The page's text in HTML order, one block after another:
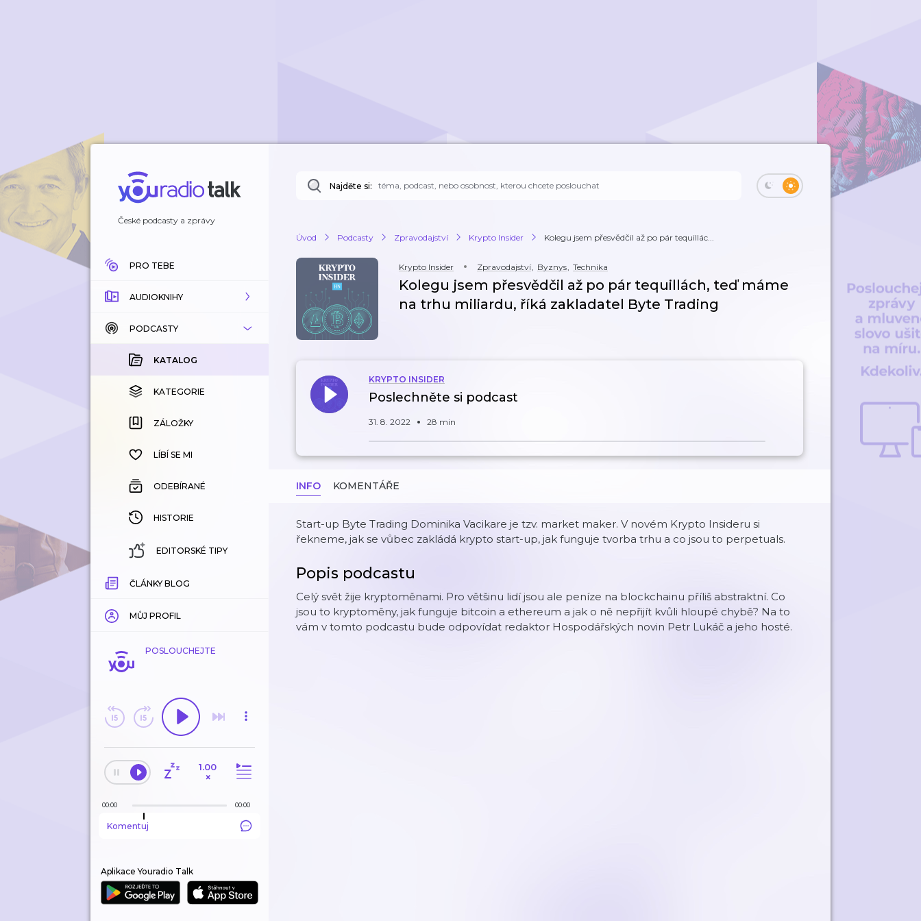
České podcasty a zprávy
PRO TEBE
AUDIOKNIHY
KATALOG
KOUPENÉ
KATEGORIE
ZÁLOŽKY
HISTORIE
PODCASTY
KATALOG
KATEGORIE
ZÁLOŽKY
LÍBÍ SE MI
ODEBÍRANÉ
HISTORIE
EDITORSKÉ TIPY
ČLÁNKY BLOG
MŮJ PROFIL
POSLOUCHEJTE
1.00
×
00:00 00:00
Komentuj
Aplikace Youradio Talk
Najděte si:
Úvod Podcasty Zpravodajství Krypto Insider Kolegu jsem přesvědčil až po pár tequillác...
Krypto Insider Zpravodajství, Byznys, Technika
Kolegu jsem přesvědčil až po pár tequillách, teď máme
na trhu miliardu, říká zakladatel Byte Trading
KRYPTO INSIDER
Poslechněte si podcast
31. 8. 2022 28 min
INFO KOMENTÁŘE
Start-up Byte Trading Dominika Vacikare je tzv. market maker. V novém Krypto Insideru si
řekneme, jak se vůbec zakládá krypto start-up, jak funguje tvorba trhu a co jsou to perpetuals.
Popis podcastu
Celý svět žije kryptoměnami. Pro většinu lidí jsou ale peníze na blockchainu příliš abstraktní. Co
jsou to kryptoměny, jak funguje bitcoin a ethereum a jak o ně nepřijít kvůli hloupé chybě? Na to
vám v tomto podcastu bude odpovídat redaktor Hospodářských novin Petr Lukáč a jeho hosté.